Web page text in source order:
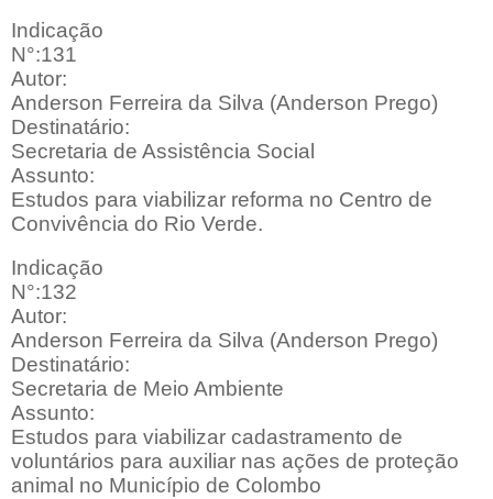
Indicação
N°:131
Autor:
Anderson Ferreira da Silva (Anderson Prego)
Destinatário:
Secretaria de Assistência Social
Assunto:
Estudos para viabilizar reforma no Centro de
Convivência do Rio Verde.
Indicação
N°:132
Autor:
Anderson Ferreira da Silva (Anderson Prego)
Destinatário:
Secretaria de Meio Ambiente
Assunto:
Estudos para viabilizar cadastramento de
voluntários para auxiliar nas ações de proteção
animal no Município de Colombo